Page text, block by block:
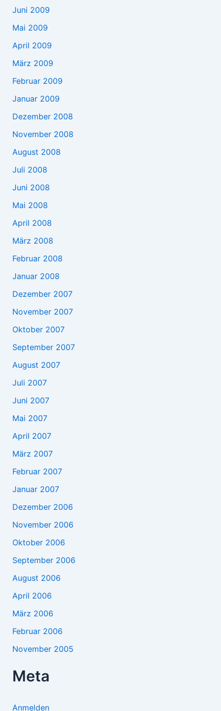
Juni 2009
Mai 2009
April 2009
März 2009
Februar 2009
Januar 2009
Dezember 2008
November 2008
August 2008
Juli 2008
Juni 2008
Mai 2008
April 2008
März 2008
Februar 2008
Januar 2008
Dezember 2007
November 2007
Oktober 2007
September 2007
August 2007
Juli 2007
Juni 2007
Mai 2007
April 2007
März 2007
Februar 2007
Januar 2007
Dezember 2006
November 2006
Oktober 2006
September 2006
August 2006
April 2006
März 2006
Februar 2006
November 2005
Meta
Anmelden